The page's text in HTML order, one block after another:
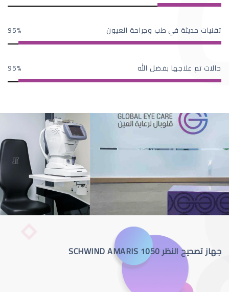
تقنيات حديثة في طب وجراحة العيون 95
حالات تم علاجها بفضل الله 95
جهاز تصحيح النظر SCHWIND AMARIS 1050